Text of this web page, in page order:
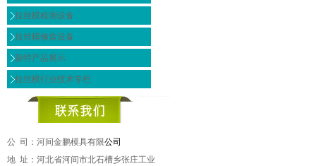
拉丝模检测设备
拉丝模修造设备
新特产品展示
拉丝模行业技术专栏
公 司：河间金鹏模具有限公司
地 址：河北省河间市北石槽乡张庄工业